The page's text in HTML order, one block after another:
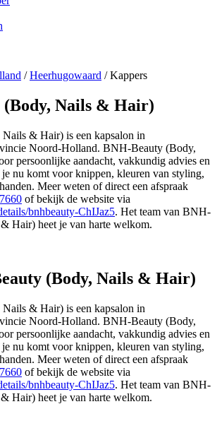
/Heerhugowaard /Kappers
(Body, Nails & Hair)
& Hair) is een kapsalon in
Noord-Holland. BNH-Beauty (Body,
persoonlijke aandacht, vakkundig advies en
je nu komt voor knippen, kleuren van styling,
Meer weten of direct een afspraak
of bekijk de website via
bnhbeauty-ChIJaz5. Het team van BNH-
Hair) heet je van harte welkom.
(Body, Nails & Hair)
& Hair) is een kapsalon in
Noord-Holland. BNH-Beauty (Body,
persoonlijke aandacht, vakkundig advies en
je nu komt voor knippen, kleuren van styling,
Meer weten of direct een afspraak
of bekijk de website via
bnhbeauty-ChIJaz5. Het team van BNH-
Hair) heet je van harte welkom.